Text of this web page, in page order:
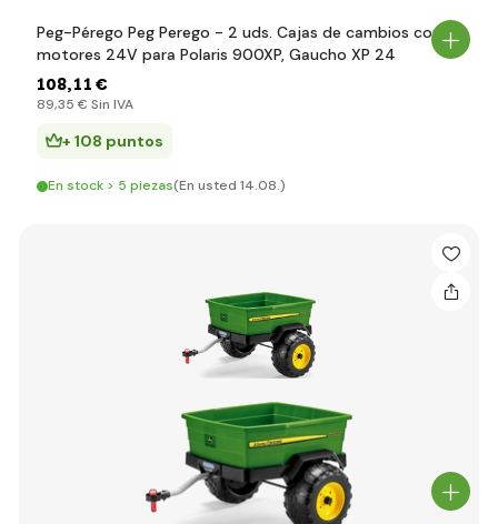
Peg-Pérego Peg Perego - 2 uds. Cajas de cambios con
motores 24V para Polaris 900XP, Gaucho XP 24
108,11 €
89,35 € Sin IVA
+ 108 puntos
En stock > 5 piezas(En usted 14.08.)